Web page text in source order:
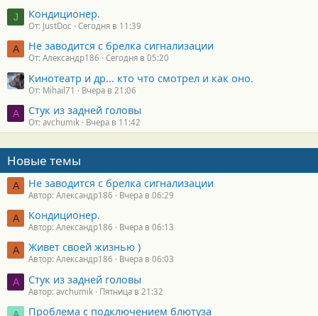
J Кондиционер.
От: JustDoc Сегодня в 11:39
А Не заводится с брелка сигнализации
От: Александр186 Сегодня в 05:20
Кинотеатр и др... кто что смотрел и как оно.
От: Mihail71 Вчера в 21:06
A Стук из задней головы
От: avchumik Вчера в 11:42
Новые темы
А Не заводится с брелка сигнализации
Автор: Александр186 Вчера в 06:29
А Кондиционер.
Автор: Александр186 Вчера в 06:13
А Живет своей жизнью )
Автор: Александр186 Вчера в 06:03
A Стук из задней головы
Автор: avchumik Пятница в 21:32
Проблема с подключением блютуза